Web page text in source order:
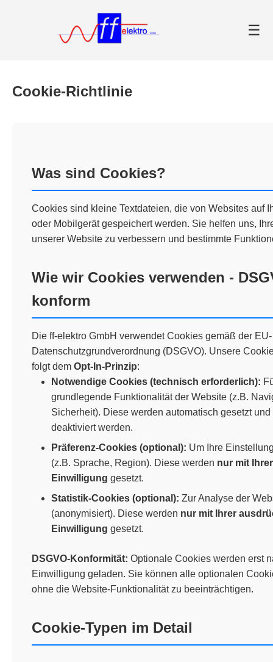
☰
Cookie-Richtlinie
Was sind Cookies?
Cookies sind kleine Textdateien, die von Websites auf
oder Mobilgerät gespeichert werden. Sie helfen uns,
unserer Website zu verbessern und bestimmte
Wie wir Cookies verwenden -
konform
Die ff-elektro GmbH verwendet Cookies gemäß der EU-
Datenschutzgrundverordnung (DSGVO). Unsere
folgt dem Opt-In-Prinzip:
Notwendige Cookies (technisch erforderlich):
grundlegende Funktionalität der Website (z.B.
Sicherheit). Diese werden automatisch gesetzt
deaktiviert werden.
Präferenz-Cookies (optional): Um Ihre
(z.B. Sprache, Region). Diese werden nur mit
Einwilligung gesetzt.
Statistik-Cookies (optional): Zur Analyse der
(anonymisiert). Diese werden nur mit Ihrer
Einwilligung gesetzt.
DSGVO-Konformität: Optionale Cookies werden erst
Einwilligung geladen. Sie können alle optionalen
ohne die Website-Funktionalität zu beeinträchtigen.
Cookie-Typen im Detail